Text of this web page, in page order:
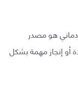
هو مصدر
أو إنجاز مهمة بشكل